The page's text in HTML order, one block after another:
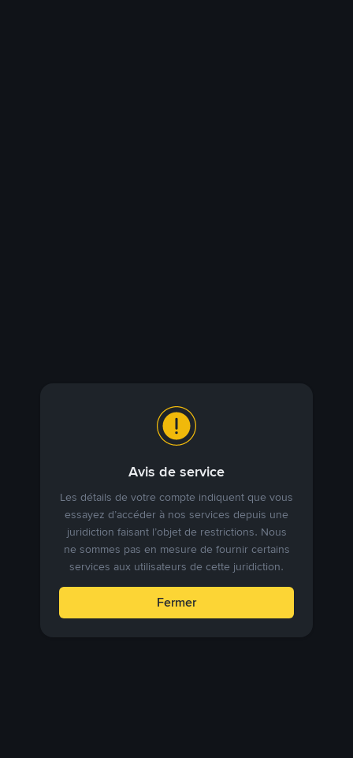
Avis de service
Les détails de votre compte indiquent que vous
essayez d’accéder à nos services depuis une
juridiction faisant l’objet de restrictions. Nous
ne sommes pas en mesure de fournir certains
services aux utilisateurs de cette juridiction.
Fermer